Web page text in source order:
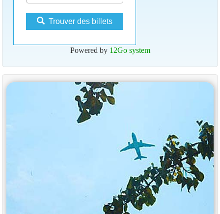
Trouver des billets
Powered by 12Go system